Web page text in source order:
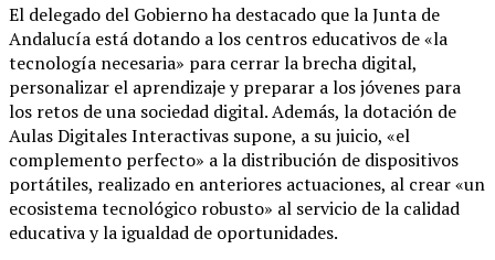
El delegado del Gobierno ha destacado que la Junta de
Andalucía está dotando a los centros educativos de «la
tecnología necesaria» para cerrar la brecha digital,
personalizar el aprendizaje y preparar a los jóvenes para
los retos de una sociedad digital. Además, la dotación de
Aulas Digitales Interactivas supone, a su juicio, «el
complemento perfecto» a la distribución de dispositivos
portátiles, realizado en anteriores actuaciones, al crear «un
ecosistema tecnológico robusto» al servicio de la calidad
educativa y la igualdad de oportunidades.